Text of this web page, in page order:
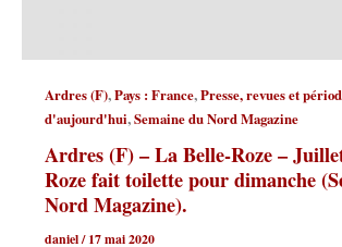
Ardres (F),Pays : France,Presse, revues et
d'aujourd'hui,Semaine du Nord Magazine
Ardres (F) – La Belle-Roze –
Roze fait toilette pour dimanche
Nord Magazine).
daniel/17 mai 2020